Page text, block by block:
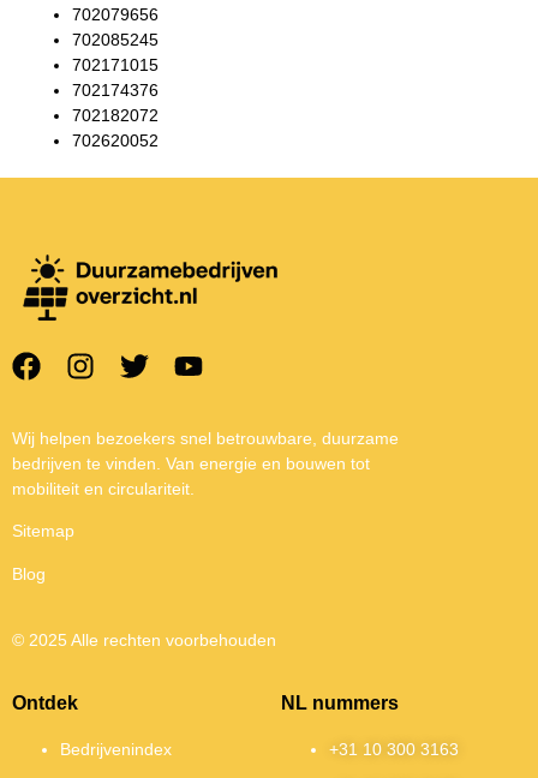
702079656
702085245
702171015
702174376
702182072
702620052
Wij helpen bezoekers snel betrouwbare, duurzame
bedrijven te vinden. Van energie en bouwen tot
mobiliteit en circulariteit.
Sitemap
Blog
© 2025 Alle rechten voorbehouden
Ontdek
Bedrijvenindex
NL nummers
+31 10 300 3163